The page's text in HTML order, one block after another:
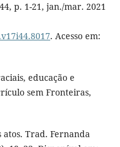
p. 1-21, jan./mar. 2021
. Acesso em:
educação e
sem Fronteiras,
atos. Trad. Fernanda